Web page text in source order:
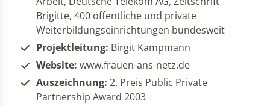
Brigitte, 400 öffentliche und private
Weiterbildungseinrichtungen bundesweit
Projektleitung: Birgit Kampmann
Website: www.frauen-ans-netz.de
Auszeichnung: 2. Preis Public Private
Partnership Award 2003